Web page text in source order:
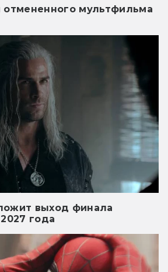
мультфильма
выход финала
года